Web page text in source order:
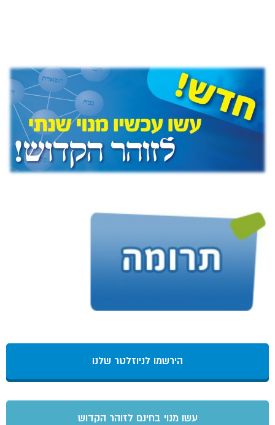
הירשמו לניוזלטר שלנו
עשו מנוי בחינם לזוהר הקדוש